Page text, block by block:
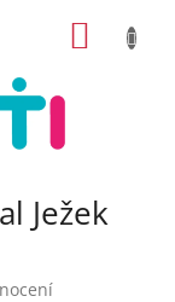
Ježek